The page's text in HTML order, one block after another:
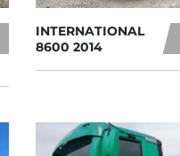
INTERNATIONAL
8600 2014